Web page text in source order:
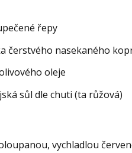
řepy
čerstvého nasekaného
oleje
sůl dle chuti (ta růžová)
vychladlou